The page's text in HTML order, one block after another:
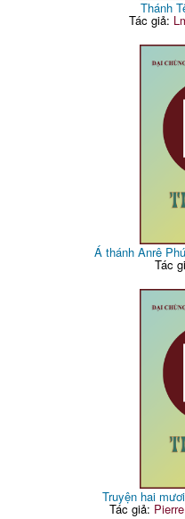
Thánh
Tác giả:
Á thánh Anrê
Tác
Truyện hai
Tác giả: